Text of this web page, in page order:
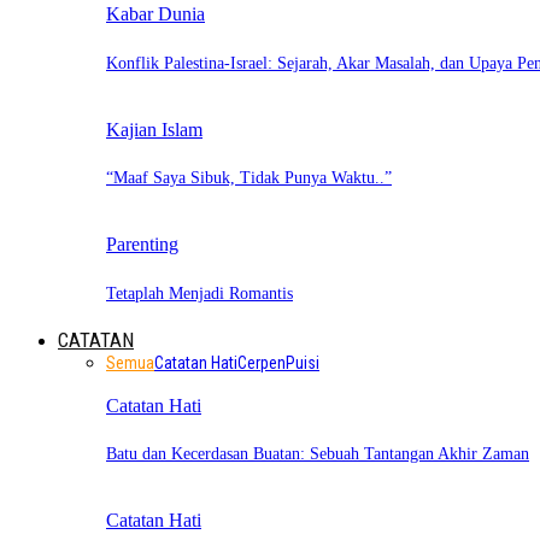
Kabar Dunia
Konflik Palestina-Israel: Sejarah, Akar Masalah, dan Upaya
Kajian Islam
“Maaf Saya Sibuk, Tidak Punya Waktu..”
Parenting
Tetaplah Menjadi Romantis
CATATAN
SemuaCatatan HatiCerpenPuisi
Catatan Hati
Batu dan Kecerdasan Buatan: Sebuah Tantangan Akhir Zaman
Catatan Hati